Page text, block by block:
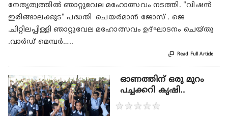
നേതൃത്വത്തിൽ ഞാറ്റുവേല മഹോത്സവം നടത്തി. "വിഷൻ
ഇരിങ്ങാലക്കുട" പദ്ധതി ചെയർമാൻ ജോസ് . ജെ
.ചിറ്റിലപ്പിള്ളി ഞാറ്റുവേല മഹോത്സവം ഉദ്ഘാടനം ചെയ്തു
.വാർഡ് മെമ്പർ…..
 Read Full Article
ഓണത്തിന് ഒരു മുറം
പച്ചക്കറി കൃഷി..
★★★★★